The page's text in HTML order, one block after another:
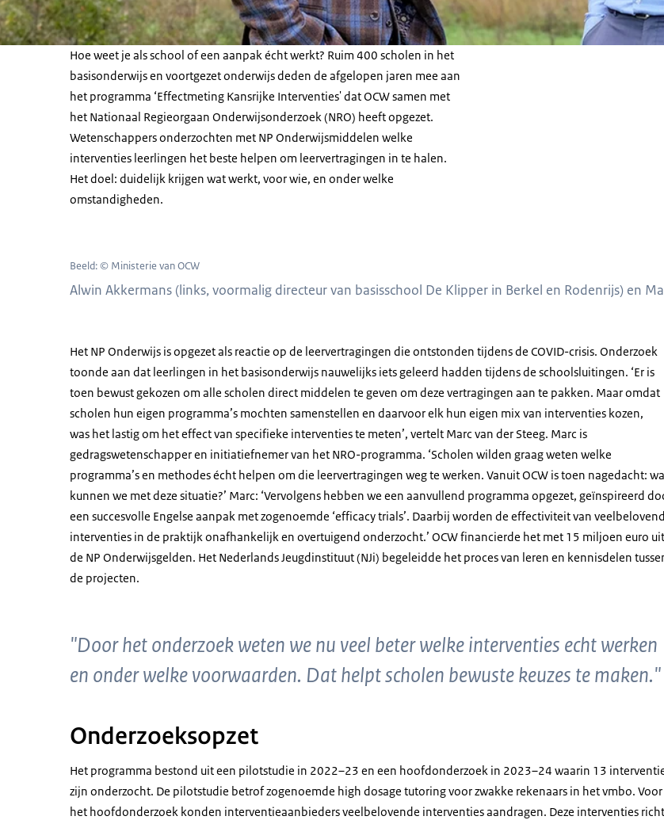
Hoe weet je als school of een aanpak écht werkt? Ruim 400 scholen in het
basisonderwijs en voortgezet onderwijs deden de afgelopen jaren mee aan
het programma ‘Effectmeting Kansrijke Interventies' dat OCW samen met
het Nationaal Regieorgaan Onderwijsonderzoek (NRO) heeft opgezet.
Wetenschappers onderzochten met NP Onderwijsmiddelen welke
interventies leerlingen het beste helpen om leervertragingen in te halen.
Het doel: duidelijk krijgen wat werkt, voor wie, en onder welke
omstandigheden.
Beeld: © Ministerie van OCW
Alwin Akkermans (links, voormalig directeur van basisschool De Klipper in Berkel en Rodenrijs) en
Het NP Onderwijs is opgezet als reactie op de leervertragingen die ontstonden tijdens de COVID-crisis. Onderzoek
toonde aan dat leerlingen in het basisonderwijs nauwelijks iets geleerd hadden tijdens de schoolsluitingen. ‘Er is
toen bewust gekozen om alle scholen direct middelen te geven om deze vertragingen aan te pakken. Maar omdat
scholen hun eigen programma’s mochten samenstellen en daarvoor elk hun eigen mix van interventies kozen,
was het lastig om het effect van specifieke interventies te meten’, vertelt Marc van der Steeg. Marc is
gedragswetenschapper en initiatiefnemer van het NRO-programma. ‘Scholen wilden graag weten welke
programma’s en methodes écht helpen om die leervertragingen weg te werken. Vanuit OCW is toen nagedacht:
kunnen we met deze situatie?’ Marc: ‘Vervolgens hebben we een aanvullend programma opgezet, geïnspireerd
een succesvolle Engelse aanpak met zogenoemde ‘efficacy trials’. Daarbij worden de effectiviteit van
interventies in de praktijk onafhankelijk en overtuigend onderzocht.’ OCW financierde het met 15 miljoen euro uit
de NP Onderwijsgelden. Het Nederlands Jeugdinstituut (NJi) begeleidde het proces van leren en kennisdelen
de projecten.
"Door het onderzoek weten we nu veel beter welke interventies echt werken
en onder welke voorwaarden. Dat helpt scholen bewuste keuzes te maken."
Onderzoeksopzet
Het programma bestond uit een pilotstudie in 2022–23 en een hoofdonderzoek in 2023–24 waarin 13
zijn onderzocht. De pilotstudie betrof zogenoemde high dosage tutoring voor zwakke rekenaars in het vmbo. Voor
het hoofdonderzoek konden interventieaanbieders veelbelovende interventies aandragen. Deze interventies